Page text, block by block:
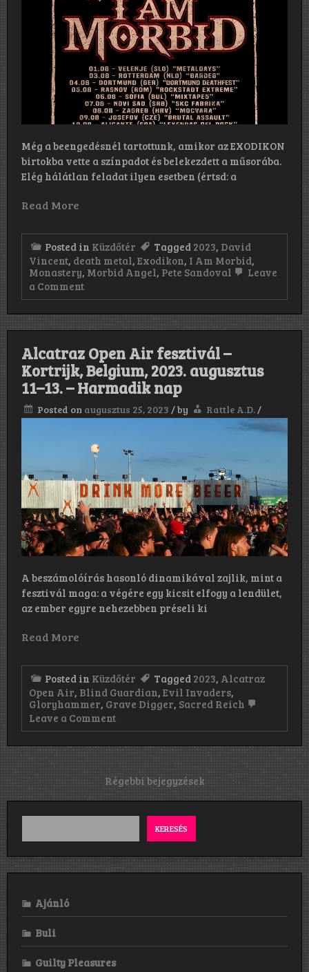
Még a beengedésnél tartottunk, amikor az EXODIKON
birtokba vette a színpadot és belekezdett a műsorába.
Elég hálátlan feladat ilyen esetben (értsd: a
Read More
Posted in Küzdőtér Tagged 2023, David
Vincent, death metal, Exodikon, I Am Morbid,
Monastery, Morbid Angel, Pete Sandoval
Leave
a Commenton
I
Monastery,
Budapest,
Analog
Music
Hall
2023.08.15.
Alcatraz Open Air fesztivál –
Kortrijk, Belgium, 2023. augusztus
11–13. – Harmadik nap
Posted on augusztus 25, 2023 /by Rattle A.D. /
A beszámolóírás hasonló dinamikával zajlik, mint a
fesztivál maga: a végére egy kicsit elfogy a lendület,
az ember egyre nehezebben préseli ki
Read More
Posted in Küzdőtér Tagged 2023, Alcatraz
Open Air, Blind Guardian, Evil Invaders,
Gloryhammer, Grave Digger, Sacred Reich
Leave a Commenton
Alcatraz
–
Kortrijk,
Belgium,
13.
–
Harmadik
navigáció
Régebbi bejegyzések
KERESÉS
Ajánló
Buli
Guilty Pleasures